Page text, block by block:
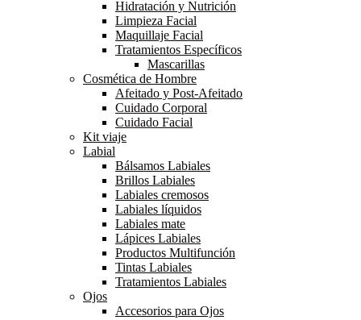
Hidratación y Nutrición
Limpieza Facial
Maquillaje Facial
Tratamientos Específicos
Mascarillas
Cosmética de Hombre
Afeitado y Post-Afeitado
Cuidado Corporal
Cuidado Facial
Kit viaje
Labial
Bálsamos Labiales
Brillos Labiales
Labiales cremosos
Labiales líquidos
Labiales mate
Lápices Labiales
Productos Multifunción
Tintas Labiales
Tratamientos Labiales
Ojos
Accesorios para Ojos